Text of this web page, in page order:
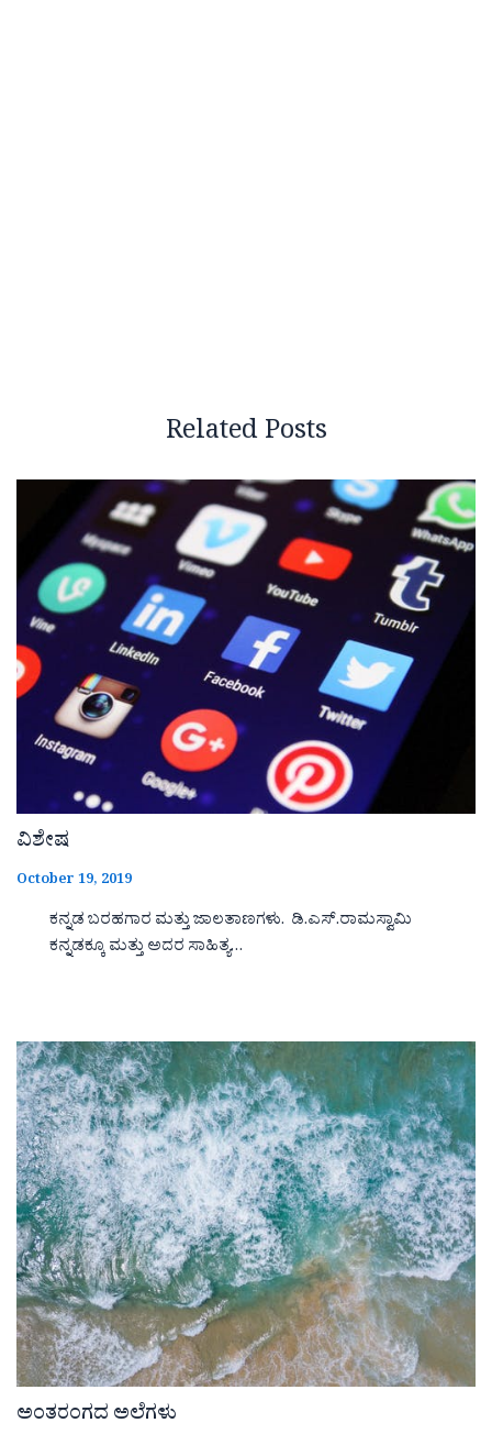
Related Posts
ವಿಶೇಷ
October 19, 2019
ಕನ್ನಡ ಬರಹಗಾರ ಮತ್ತು ಜಾಲತಾಣಗಳು. ಡಿ.ಎಸ್.ರಾಮಸ್ವಾಮಿ
ಕನ್ನಡಕ್ಕೂ ಮತ್ತು ಅದರ ಸಾಹಿತ್ಯ…
ಅಂತರಂಗದ ಅಲೆಗಳು